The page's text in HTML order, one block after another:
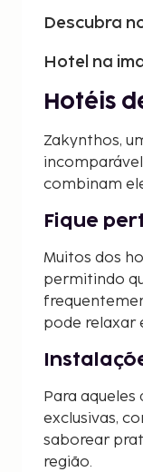
Descubra
Hotel na
Hotéis
Zakynthos,
combinam
Fique
Muitos dos
permitindo
pode relaxar
Para
exclusivas,
saborear
região.